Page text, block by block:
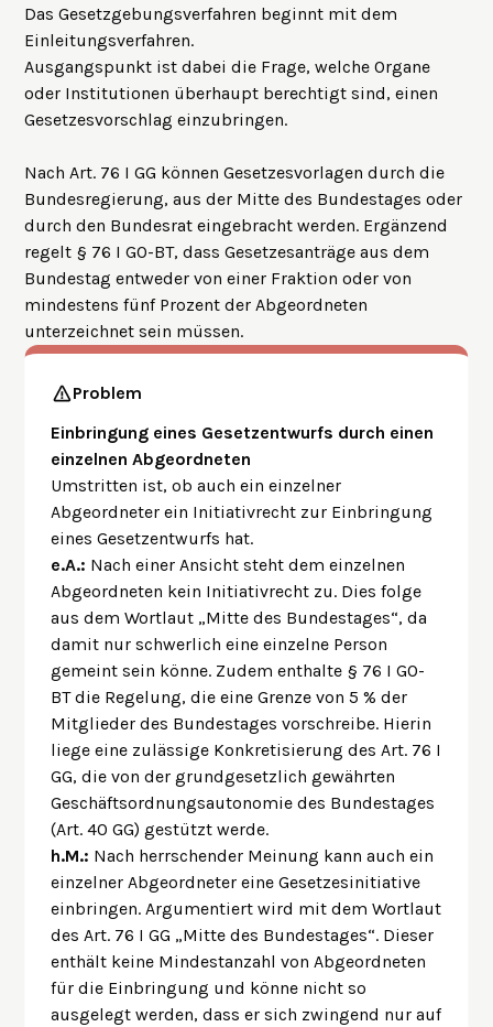
Das Gesetzgebungsverfahren beginnt mit dem
Einleitungsverfahren.
Ausgangspunkt ist dabei die Frage, welche Organe
oder Institutionen überhaupt berechtigt sind, einen
Gesetzesvorschlag einzubringen.
Nach Art. 76 I GG können Gesetzesvorlagen durch die
Bundesregierung, aus der Mitte des Bundestages oder
durch den Bundesrat eingebracht werden. Ergänzend
regelt § 76 I GO-BT, dass Gesetzesanträge aus dem
Bundestag entweder von einer Fraktion oder von
mindestens fünf Prozent der Abgeordneten
unterzeichnet sein müssen.
Problem
Einbringung eines Gesetzentwurfs durch einen
einzelnen Abgeordneten
Umstritten ist, ob auch ein einzelner
Abgeordneter ein Initiativrecht zur Einbringung
eines Gesetzentwurfs hat.
e.A.: Nach einer Ansicht steht dem einzelnen
Abgeordneten kein Initiativrecht zu. Dies folge
aus dem Wortlaut „Mitte des Bundestages“, da
damit nur schwerlich eine einzelne Person
gemeint sein könne. Zudem enthalte § 76 I GO-
BT die Regelung, die eine Grenze von 5 % der
Mitglieder des Bundestages vorschreibe. Hierin
liege eine zulässige Konkretisierung des Art. 76 I
GG, die von der grundgesetzlich gewährten
Geschäftsordnungsautonomie des Bundestages
(Art. 40 GG) gestützt werde.
h.M.: Nach herrschender Meinung kann auch ein
einzelner Abgeordneter eine Gesetzesinitiative
einbringen. Argumentiert wird mit dem Wortlaut
des Art. 76 I GG „Mitte des Bundestages“. Dieser
enthält keine Mindestanzahl von Abgeordneten
für die Einbringung und könne nicht so
ausgelegt werden, dass er sich zwingend nur auf